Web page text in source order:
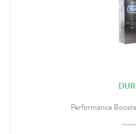
Performance